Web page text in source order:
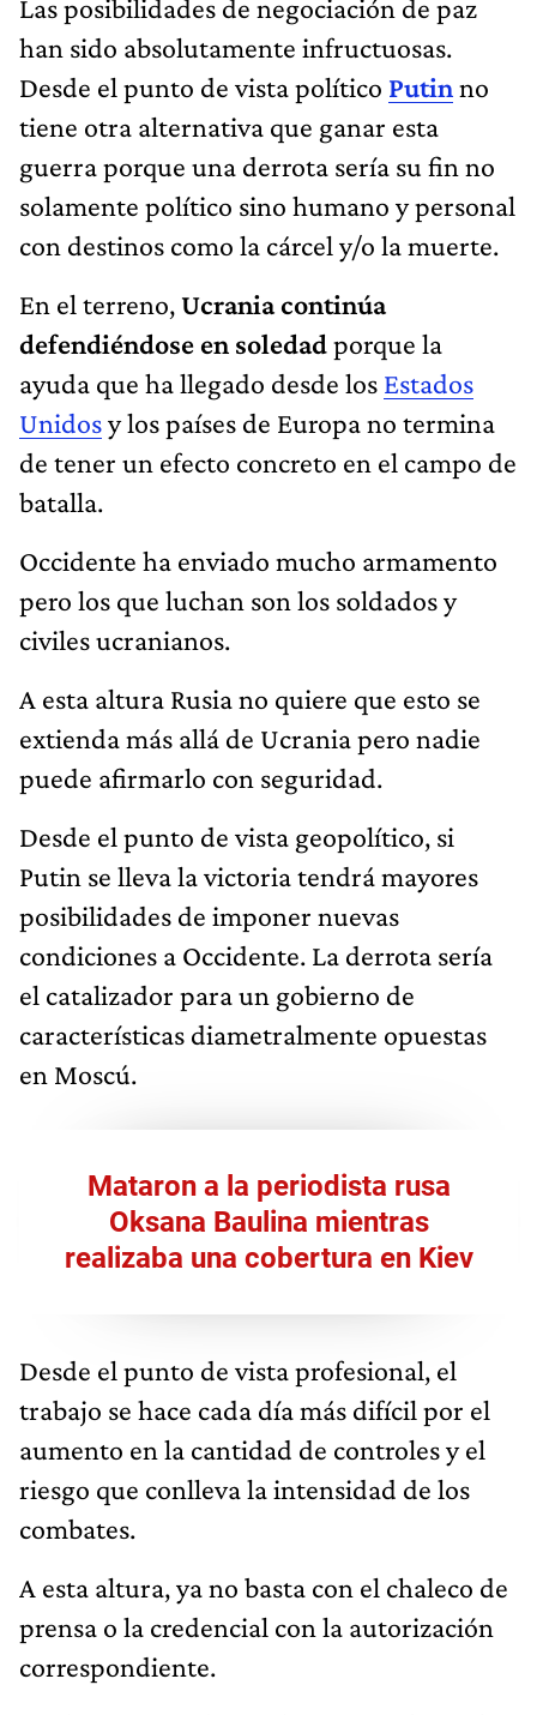
Las posibilidades de negociación de paz
han sido absolutamente infructuosas.
Desde el punto de vista político Putinno
tiene otra alternativa que ganar esta
guerra porque una derrota sería su fin no
solamente político sino humano y personal
con destinos como la cárcel y/o la muerte.
En el terreno,Ucrania continúa
defendiéndose en soledadporque la
ayuda que ha llegado desde los Estados
Unidosy los países de Europa no termina
de tener un efecto concreto en el campo de
batalla.
Occidente ha enviado mucho armamento
pero los que luchan son los soldados y
civiles ucranianos.
A esta altura Rusia no quiere que esto se
extienda más allá de Ucrania pero nadie
puede afirmarlo con seguridad.
Desde el punto de vista geopolítico, si
Putin se lleva la victoria tendrá mayores
posibilidades de imponer nuevas
condiciones a Occidente. La derrota sería
el catalizador para un gobierno de
características diametralmente opuestas
en Moscú.
Mataron a la periodista rusa
Oksana Baulina mientras
realizaba una cobertura en Kiev
Desde el punto de vista profesional, el
trabajo se hace cada día más difícil por el
aumento en la cantidad de controles y el
riesgo que conlleva la intensidad de los
combates.
A esta altura, ya no basta con el chaleco de
prensa o la credencial con la autorización
correspondiente.